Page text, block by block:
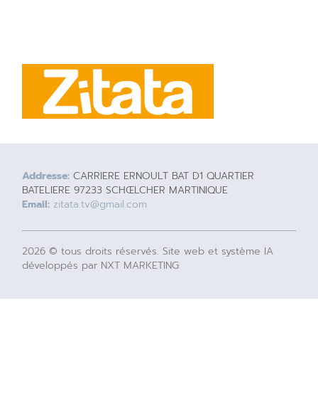
Addresse: CARRIERE ERNOULT BAT D1 QUARTIER
BATELIERE 97233 SCHŒLCHER MARTINIQUE
Email: zitata.tv@gmail.com
2026 © tous droits réservés. Site web et système IA
développés par NXT MARKETING